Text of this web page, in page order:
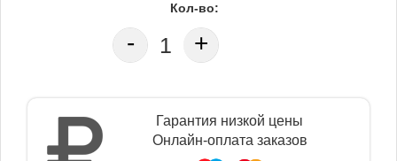
Кол-во:
- +
Гарантия низкой цены
Онлайн-оплата заказов